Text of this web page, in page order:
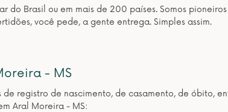
Brasil ou em mais de 200 países. Somos
você pede, a gente entrega. Simples assim.
- MS
registro de nascimento, de casamento, de óbito,
Aral Moreira - MS: